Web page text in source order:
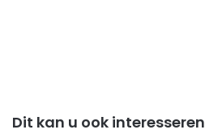
Dit kan u ook interesseren